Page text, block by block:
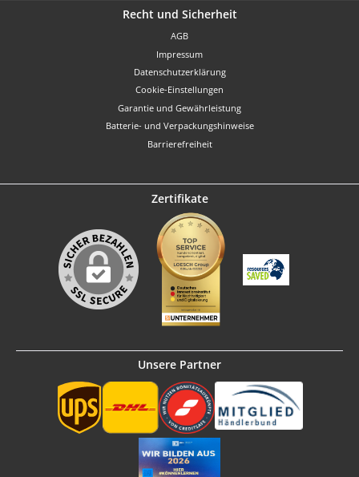
Recht und Sicherheit
AGB
Impressum
Datenschutzerklärung
Cookie-Einstellungen
Garantie und Gewährleistung
Batterie- und Verpackungshinweise
Barrierefreiheit
Zertifikate
Unsere Partner